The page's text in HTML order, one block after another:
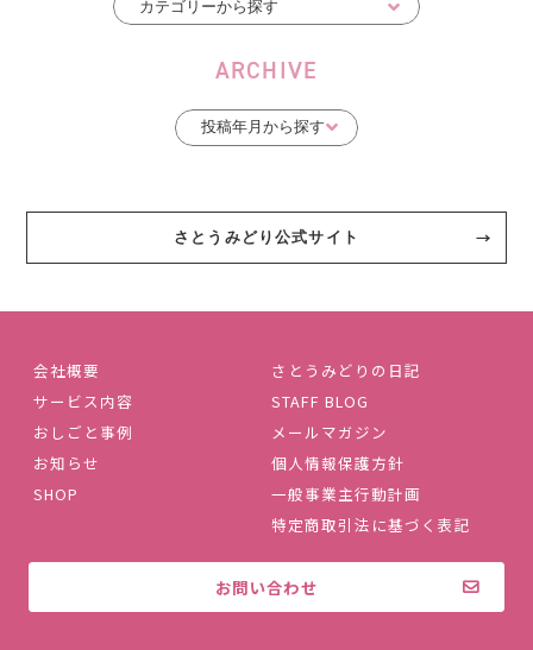
ARCHIVE
さとうみどり公式サイト
会社概要
サービス内容
おしごと事例
お知らせ
SHOP
さとうみどりの日記
STAFF BLOG
メールマガジン
個人情報保護方針
一般事業主行動計画
特定商取引法に基づく表記
お問い合わせ